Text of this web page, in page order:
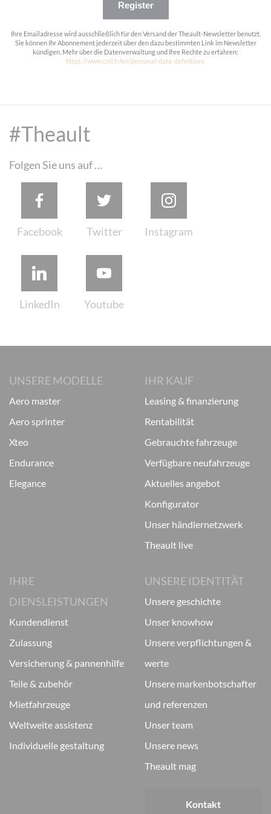
Register
Ihre Emailadresse wird ausschließlich für den Versand der Theault-Newsletter benutzt.
Sie können Ihr Abonnement jederzeit über den dazu bestimmten Link im Newsletter
kündigen. Mehr über die Datenverwaltung und Ihre Rechte zu erfahren:
https://www.cnil.fr/en/personal-data-definitions
#Theault
Folgen Sie uns auf …
UNSERE MODELLE
aero master
aero sprinter
xteo
endurance
elegance
IHR KAUF
leasing & finanzierung
rentabilität
gebrauchte fahrzeuge
verfügbare neufahrzeuge
aktuelles angebot
konfigurator
unser händlernetzwerk
theault live
IHRE
DIENSLEISTUNGEN
kundendienst
zulassung
versicherung & pannenhilfe
teile & zubehör
mietfahrzeuge
weltweite assistenz
individuelle gestaltung
UNSERE IDENTITÄT
unsere geschichte
unser knowhow
unsere verpflichtungen &
werte
unsere markenbotschafter
und referenzen
unser team
unsere news
theault mag
Kontakt